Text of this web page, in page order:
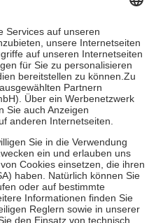
einen Teil davon als Zuzahlung
in Höhe von zehn
jedochfünf Euround
nie mehr als die tatsächlichen
für Online-Apotheken.
beträgt die
sowie zehn Euro je
für ihre eigene Gesundheit zu
der Familie zu unterstützen,
vollendeten 18. Lebensjahr